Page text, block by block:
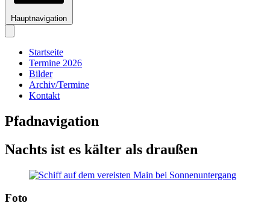
Hauptnavigation
Startseite
Termine 2026
Bilder
Archiv/Termine
Kontakt
Pfadnavigation
Nachts ist es kälter als draußen
Foto